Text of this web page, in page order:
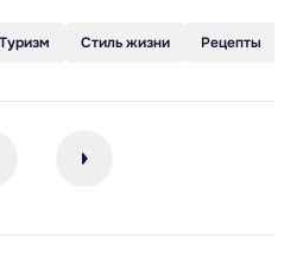
Туризм Стиль жизни Рецепты